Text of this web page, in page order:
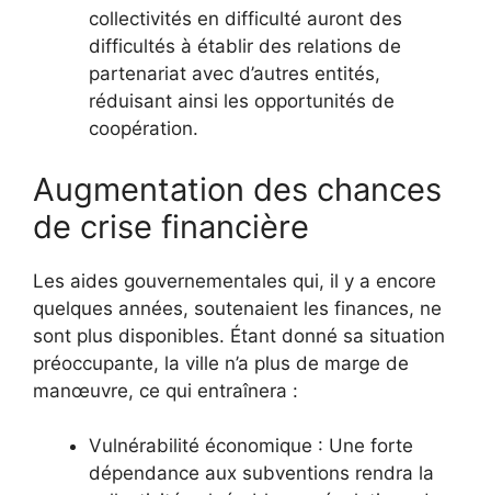
collectivités en difficulté auront des
difficultés à établir des relations de
partenariat avec d’autres entités,
réduisant ainsi les opportunités de
coopération.
Augmentation des chances
de crise financière
Les aides gouvernementales qui, il y a encore
quelques années, soutenaient les finances, ne
sont plus disponibles. Étant donné sa situation
préoccupante, la ville n’a plus de marge de
manœuvre, ce qui entraînera :
Vulnérabilité économique : Une forte
dépendance aux subventions rendra la